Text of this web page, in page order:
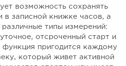
возможность сохранять
в записной книжке часов, а
типы измерений:
отсроченный старт и
функция пригодится каждому
который живет активной